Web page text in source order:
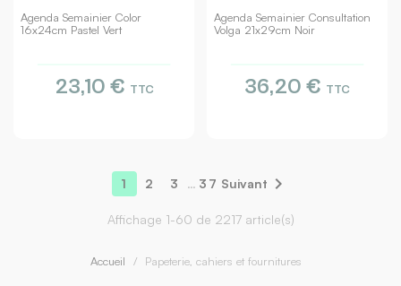
Accueil Papeterie, cahiers et fournitures
Agenda Semainier Color
16x24cm Pastel Vert
23,10 € TTC
Agenda Semainier Consultation
Volga 21x29cm Noir
36,20 € TTC
Affichage 1-60 de 2217 article(s)
1 2 3 … 37 Suivant 